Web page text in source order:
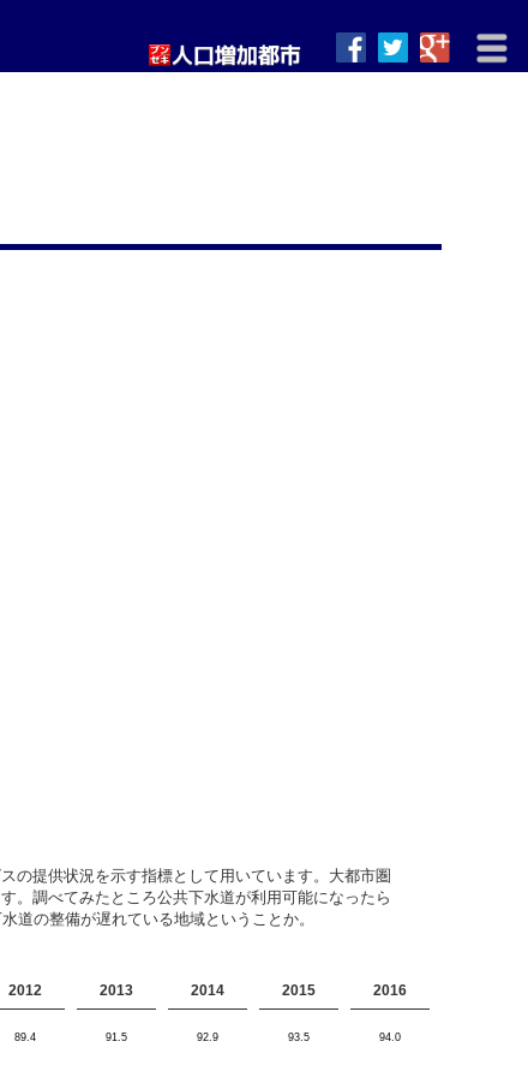
の提供状況を示す指標として用いています。大都市圏
。調べてみたところ公共下水道が利用可能になったら
道の整備が遅れている地域ということか。
2012 2013 2014 2015 2016
89.4 91.5 92.9 93.5 94.0